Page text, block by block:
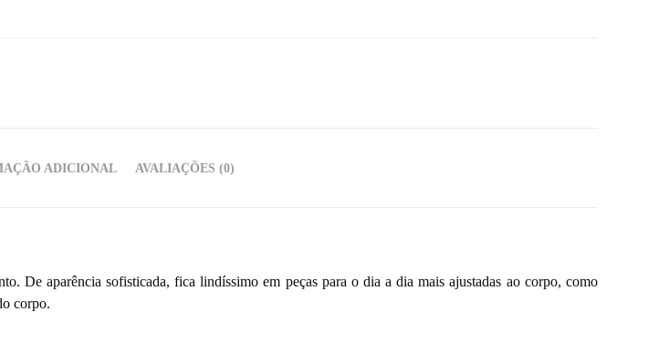
ADICIONAL AVALIAÇÕES (0)
De aparência sofisticada, fica lindíssimo em peças para o dia a dia mais ajustadas ao corpo, como
corpo.